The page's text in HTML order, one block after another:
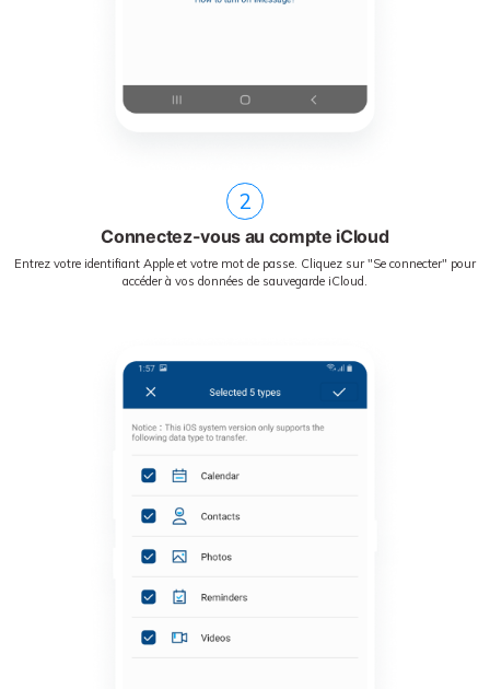
2
Connectez-vous au compte iCloud
Entrez votre identifiant Apple et votre mot de passe. Cliquez sur "Se connecter" pour
accéder à vos données de sauvegarde iCloud.